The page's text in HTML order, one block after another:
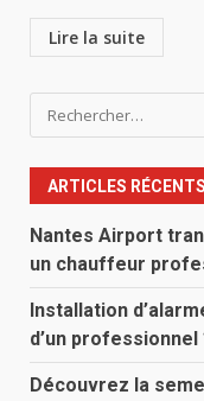
Lire la suite
Rechercher :
ARTICLES RÉCENTS
Nantes Airport
un chauffeur
Installation
d’un professionnel
Découvrez la